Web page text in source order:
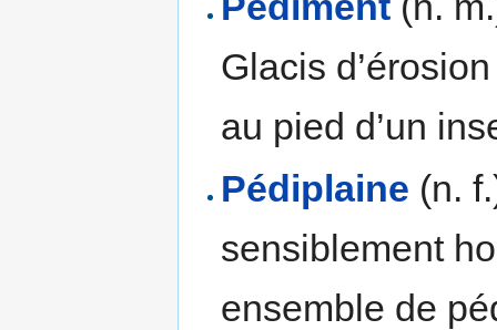
Glacis
au pied d’un
Pédiplaine (n.
sensiblement
ensemble de